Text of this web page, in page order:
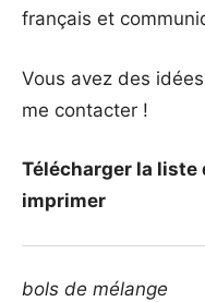
français et
Vous avez des
me contacter !
Télécharger la liste
imprimer
bols de mélange